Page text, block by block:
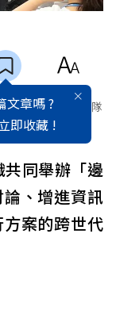
文章嗎 ?
即收藏 !
），分享團隊
）
共同舉辦「邊
、增進資訊
案的跨世代